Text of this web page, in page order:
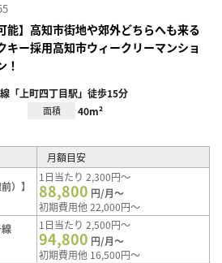
能】高知市街地や郊外どちらへも来る
キー採用高知市ウィークリーマンショ
！
「上町四丁目駅」徒歩15分
面積 40m²
月額目安
）】
1日当たり 2,300円～
88,800 円/月～
初期費用他 22,000円～
1日当たり 2,500円～
94,800 円/月～
初期費用他 16,500円～